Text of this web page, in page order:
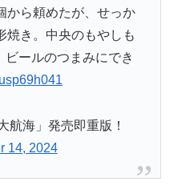
から頼めたが、せっか
焼き。中央のもやしも
ールのつまみにでき
海」発売即重版！
14, 2024